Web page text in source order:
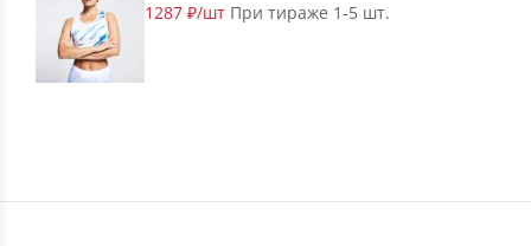
1287 ₽/шт При тираже 1-5 шт.